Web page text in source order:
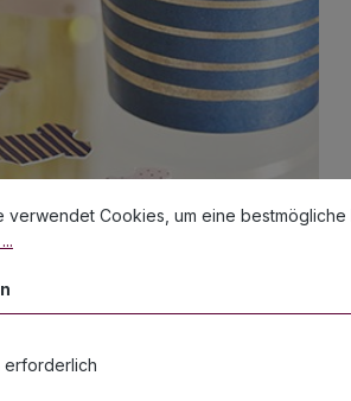
Cookies, um eine bestmögliche
verwendet Cookies, um eine
erforderlich